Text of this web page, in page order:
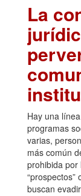
La
Hay una
programas
varias,
más común
prohibida por
“prospectos”
buscan